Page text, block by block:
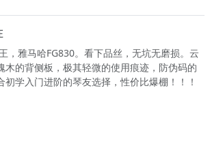
，雅马哈FG830。看下品丝，无坑无磨损。云
的背侧板，极其轻微的使用痕迹，防伪码的
学入门进阶的琴友选择，性价比爆棚！！！